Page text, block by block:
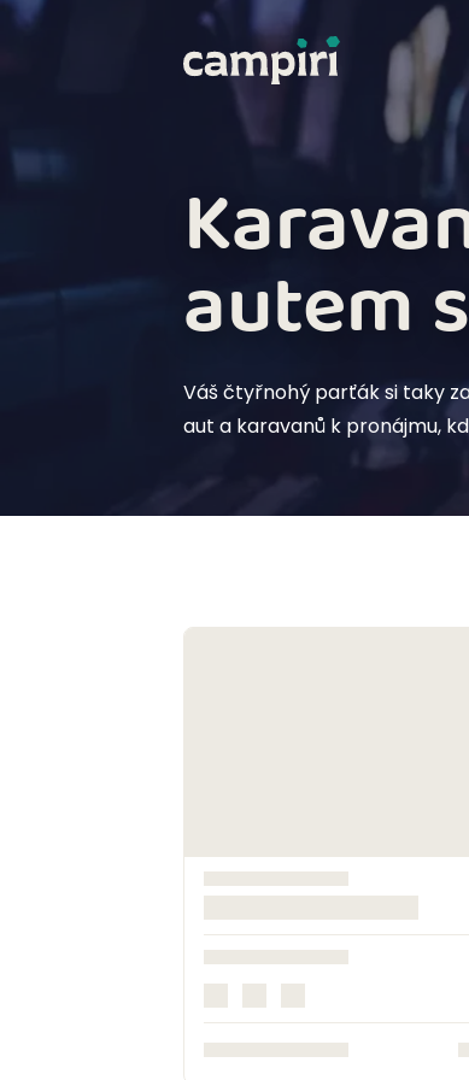
autem
Váš čtyřnohý parťák si taky
aut a karavanů k pronájmu,